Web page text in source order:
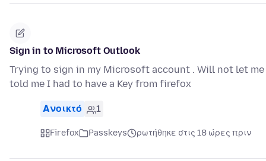
Sign in to Microsoft Outlook
Trying to sign in my Microsoft account . Will not let me
told me I had to have a Key from firefox
Ανοικτό 1
Firefox Passkeys ρωτήθηκε στις 18 ώρες πριν